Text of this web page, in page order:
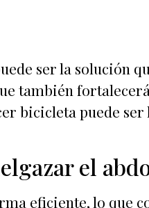
ser la solución
también
bicicleta puede ser
el
eficiente, lo que